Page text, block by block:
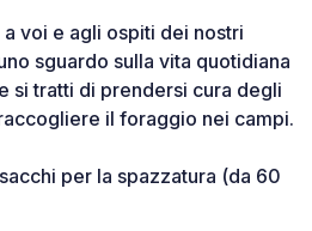
voi e agli ospiti dei nostri
sguardo sulla vita quotidiana
si tratti di prendersi cura degli
il foraggio nei campi.
per la spazzatura (da 60